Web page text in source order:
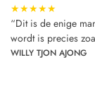
★★★★★
“Dit is de enige
wordt is precies
WILLY TJON AJONG